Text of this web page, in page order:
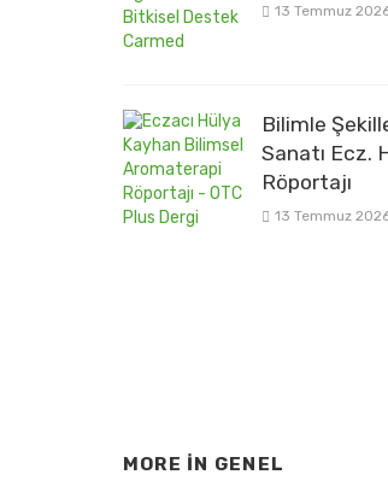
13 Temmuz
Bilimle
Sanatı Ecz.
Röportajı
13 Temmuz
MORE IN GENEL